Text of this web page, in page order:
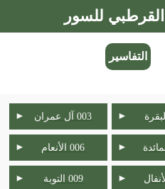
للسور
التفاسير
► 003 آل عمران ►
► 006 الأنعام ►
► 009 التوبة ►